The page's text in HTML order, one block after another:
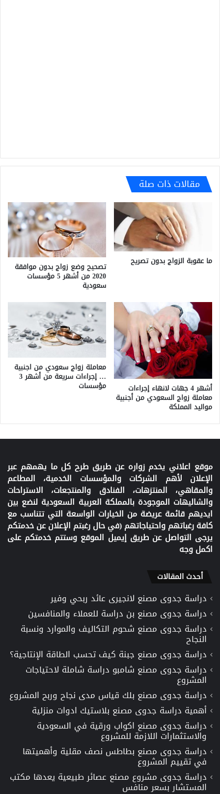
مقالات ذات صلة
ما عقوبة الزواج بدون تصريح تصحيح وضع زواج بدون موافقة
2020 من أشهر 5 مؤسسات
سعودية
أشهر 4 جهات لانهاء إجراءات
معاملة زواج السعودي من أجنبية
مواليد المملكة
معاملة زواج سعودي من اجنبية
… إجراءات سريعة من أشهر 3
مؤسسات
موقع اعلاني يخدم زواره عن طريق طرح كل ما يهمهم عبر
الإعلان لأهم الشركات والمؤسسات الخدمية، المطاعم
والمقاهي، المنتزهات، الفنادق والمنتجعات، الاستراحات
والشاليهات الموجودة بالمملكة العربية السعودية لنضع بين
ايديهم قائمة عريضة من الخيارات الواسعة التي تتناسب مع
كافة رغباتهم واحتياجاتهم (في حال رغبتم الإعلان عن خدمتكم
يرجى التواصل عن طريق إيميل الموقع وستتم خدمتكم على
اكمل وجه
أحدث المقالات
دراسة جدوى مصنع لانجيرى عائد ربحي وفير
دراسة جدوى مصنع بن دراسة للعملاء والمنافسين
دراسة جدوى مصنع شحوم التكاليف والموارد ونسبة
النجاح
دراسة جدوى مصنع جبنة كيف تحسب الطاقة الإنتاجية؟
دراسة جدوى مصنع شامبو دراسة شاملة لاحتياجات
المشروع
دراسة جدوى مصنع بلك قياس مدى نجاح وربح المشروع
أهمية دراسة جدوى مصنع بلاستيك ادوات منزلية
دراسة جدوى مصنع اكواب ورقية في السعودية
والاستثمارات اللازمة للمشروع
دراسة جدوى مصنع بطاطس نصف مقلية وأهميتها
في تقييم المشروع
دراسة جدوى مشروع مصنع عصائر طبيعية يعدها مكتب
المستشار بسعر منافس